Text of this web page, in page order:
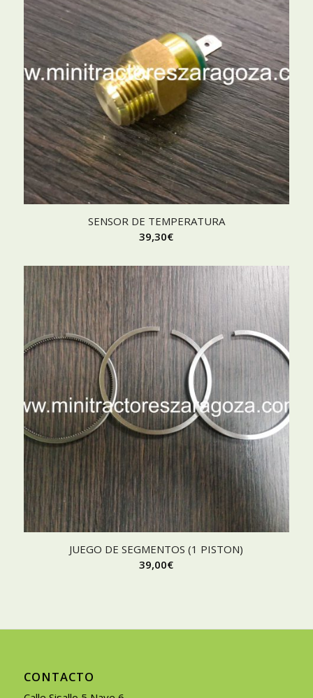
SENSOR DE TEMPERATURA
39,30€
JUEGO DE SEGMENTOS (1 PISTON)
39,00€
CONTACTO